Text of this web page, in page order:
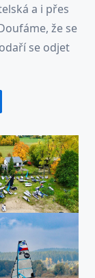
a i přes
že se
se odjet